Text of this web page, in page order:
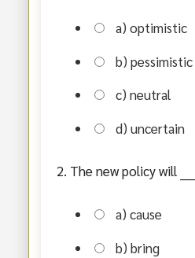
a) optimistic
b) pessimistic
c) neutral
d) uncertain
2. The new policy will
a) cause
b) bring